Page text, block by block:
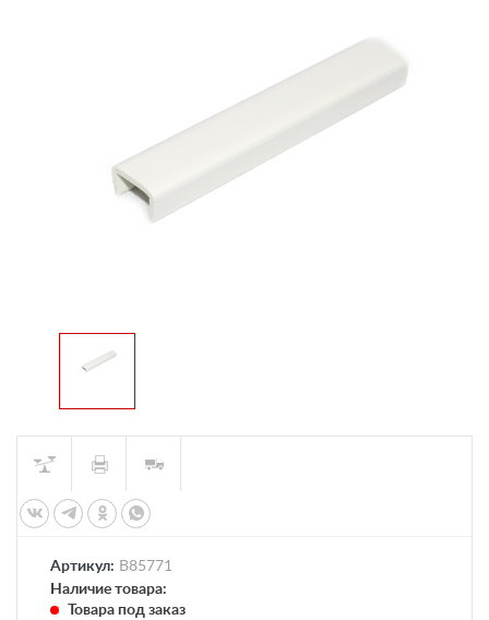
Артикул: B85771
Наличие товара:
Товара под заказ